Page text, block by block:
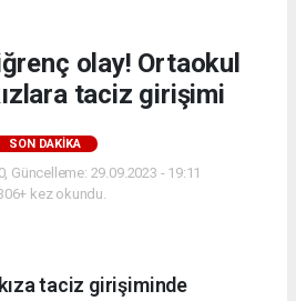
olay! Ortaokul
taciz girişimi
SON DAKIKA
Güncelleme: 29.09.2023 - 19:11
kez okundu.
taciz girişiminde